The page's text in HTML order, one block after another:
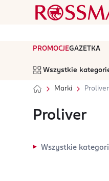
PROMOCJEGAZETKA
Wszystkie
Marki Proliver
Proliver
Wszystkie